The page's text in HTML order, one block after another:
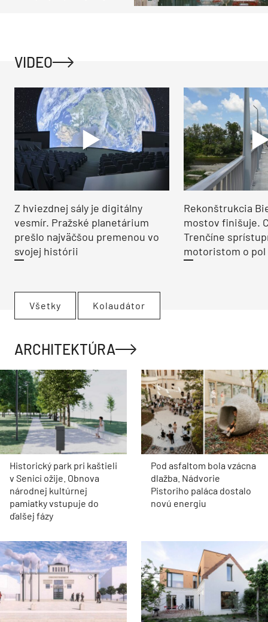
VIDEO
Z hviezdnej sály je digitálny
vesmír. Pražské planetárium
prešlo najväčšou premenou vo
svojej histórii
Rekonštrukcia
mostov finišuje.
Trenčíne
motoristom o pol
Všetky Kolaudátor
ARCHITEKTÚRA
Historický park pri kaštieli
v Senici ožije. Obnova
národnej kultúrnej
pamiatky vstupuje do
ďalšej fázy
Pod asfaltom bola vzácna
dlažba. Nádvorie
Pistoriho paláca dostalo
novú energiu